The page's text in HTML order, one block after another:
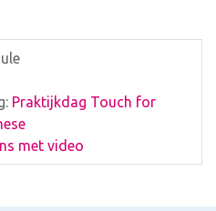
Praktijkdag Touch for
met video